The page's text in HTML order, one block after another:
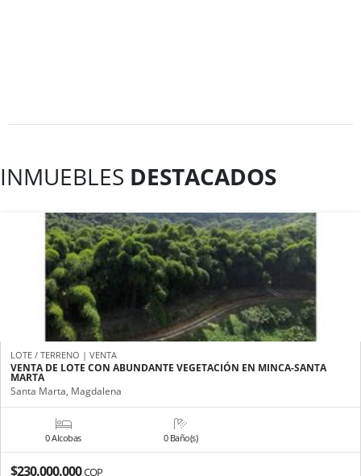
INMUEBLES DESTACADOS
LOTE / TERRENO | VENTA
VENTA DE LOTE CON ABUNDANTE VEGETACIÓN EN MINCA-SANTA
MARTA
Santa Marta, Magdalena
0 Alcobas 0 Baño(s)
$230.000.000COP